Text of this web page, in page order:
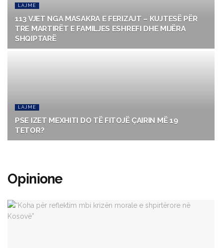
LAJME
113 VJET NGA MASAKRA E FERIZAJT – KUJTESË PËR
TRE MARTIRËT E FAMILJES ESHREFI DHE MIJËRA
SHQIPTARË
LAJME
PSE IZET MEXHITI DO TË FITOJË ÇAIRIN MË 19
TETOR?
Opinione